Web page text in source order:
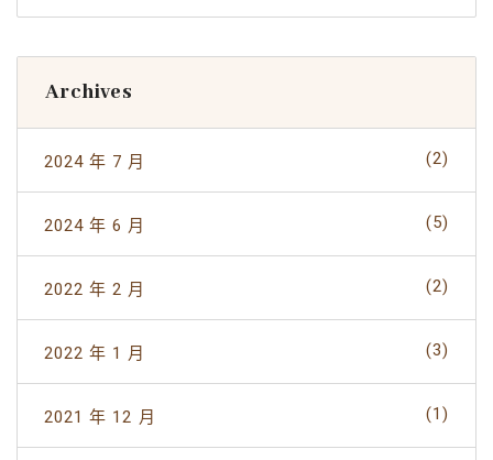
Archives
2024 年 7 月 (2)
2024 年 6 月 (5)
2022 年 2 月 (2)
2022 年 1 月 (3)
2021 年 12 月 (1)